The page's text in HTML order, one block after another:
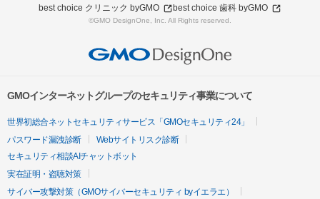
best choice クリニック byGMO
best choice 歯科 byGMO
©GMO DesignOne, Inc. All Rights reserved.
GMOインターネットグループのセキュリティ事業について
世界初総合ネットセキュリティサービス「GMOセキュリティ24」
パスワード漏洩診断
Webサイトリスク診断
セキュリティ相談AIチャットボット
実在証明・盗聴対策
サイバー攻撃対策（GMOサイバーセキュリティ byイエラエ）